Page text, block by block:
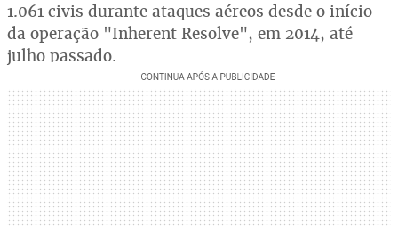
1.061 civis durante ataques aéreos desde o início
da operação "Inherent Resolve", em 2014, até
julho passado.